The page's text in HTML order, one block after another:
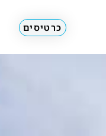
כרטיסים